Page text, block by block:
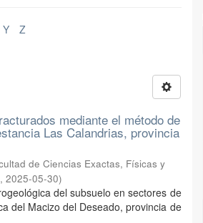
Y
Z
mediante el método de
Las Calandrias, provincia
de Ciencias Exactas, Físicas y
,2025-05-30)
del subsuelo en sectores de
del Macizo del Deseado, provincia de